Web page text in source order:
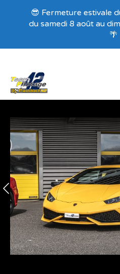
Recevez nos offres
😎 Fermeture estivale
du samedi 8 août au
🌴